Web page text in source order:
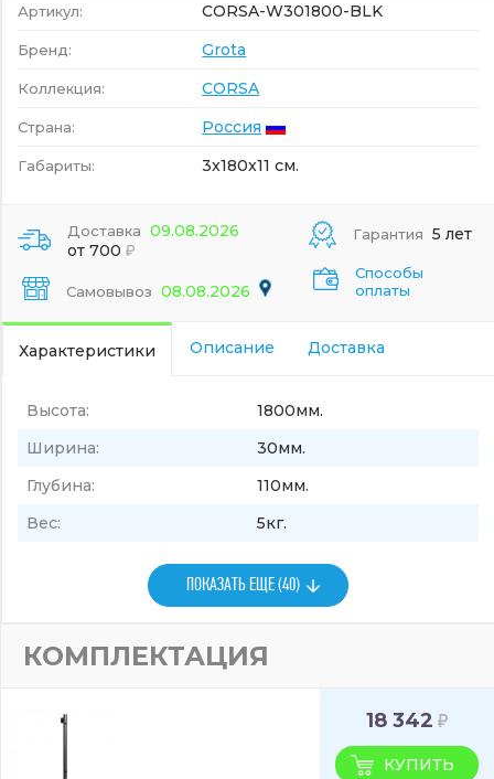
Артикул: CORSA-W301800-BLK
Бренд: Grota
Коллекция: CORSA
Страна: Россия
Габариты: 3x180x11 см.
Доставка 09.08.2026
от 700
Самовывоз 08.08.2026
Гарантия 5 лет
Способы
оплаты
Характеристики Описание Доставка
Высота:
1800мм.
Ширина:
30мм.
Глубина:
110мм.
Вес:
5кг.
ПОКАЗАТЬ ЕЩЕ (40)
КОМПЛЕКТАЦИЯ
18 342
КУПИТЬ